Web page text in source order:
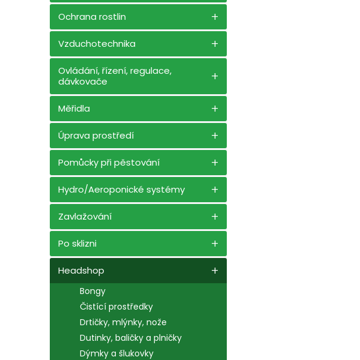
l
Ochrana rostlin
Vzduchotechnika
Ovládání, řízení, regulace,
dávkovače
Měřidla
Úprava prostředí
Pomůcky při pěstování
Hydro/Aeroponické systémy
Zavlažování
Po sklizni
Headshop
Bongy
Čistící prostředky
Drtičky, mlýnky, nože
Dutinky, baličky a plničky
Dýmky a šlukovky